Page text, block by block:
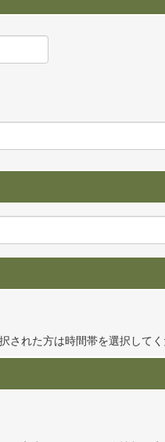
された方は時間帯を選択して